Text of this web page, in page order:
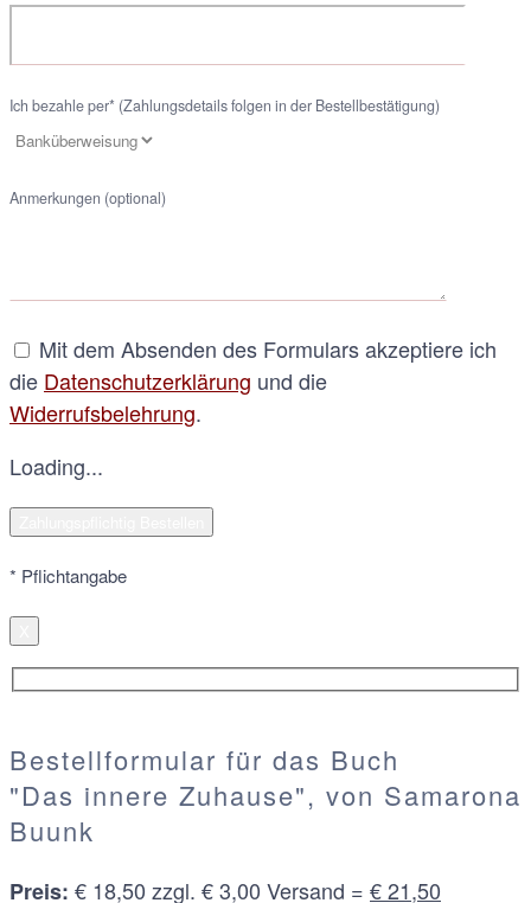
Ich bezahle per* (Zahlungsdetails folgen in der Bestellbestätigung)
Anmerkungen (optional)
Mit dem Absenden des Formulars akzeptiere ich
die Datenschutzerklärung und die
Widerrufsbelehrung.
Loading...
* Pflichtangabe
Bestellformular für das Buch
"Das innere Zuhause", von Samarona
Buunk
Preis: € 18,50 zzgl. € 3,00 Versand = € 21,50